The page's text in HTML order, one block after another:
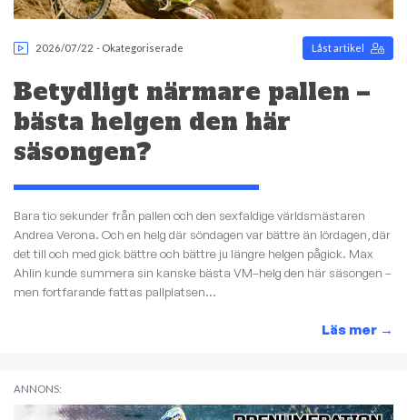
2026/07/22 - Okategoriserade Låst artikel
Betydligt närmare pallen –
bästa helgen den här
säsongen?
Bara tio sekunder från pallen och den sexfaldige världsmästaren
Andrea Verona. Och en helg där söndagen var bättre än lördagen, där
det till och med gick bättre och bättre ju längre helgen pågick. Max
Ahlin kunde summera sin kanske bästa VM–helg den här säsongen –
men fortfarande fattas pallplatsen...
Läs mer →
ANNONS: